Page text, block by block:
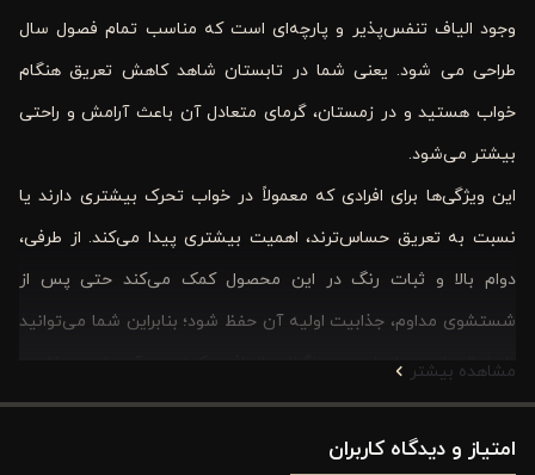
وجود الیاف تنفس‌پذیر و پارچه‌ای است که مناسب تمام فصول سال
طراحی می شود. یعنی شما در تابستان شاهد کاهش تعریق هنگام
خواب هستید و در زمستان، گرمای متعادل آن باعث آرامش و راحتی
بیشتر می‌شود.
این ویژگی‌ها برای افرادی که معمولاً در خواب تحرک بیشتری دارند یا
نسبت به تعریق حساس‌ترند، اهمیت بیشتری پیدا می‌کند. از طرفی،
دوام بالا و ثبات رنگ در این محصول کمک می‌کند حتی پس از
شستشوی مداوم، جذابیت اولیه آن حفظ شود؛ بنابراین شما می‌توانید
با خیال راحت بارها بدون نگرانی از افت کیفیت، آن را در ماشین
لباسشویی بشویید.
در مجموع، این ست برای خانواده‌هایی که به دنبال ظرافت بصری،
مشاهده بیشتر
امتیاز و دیدگاه کاربران